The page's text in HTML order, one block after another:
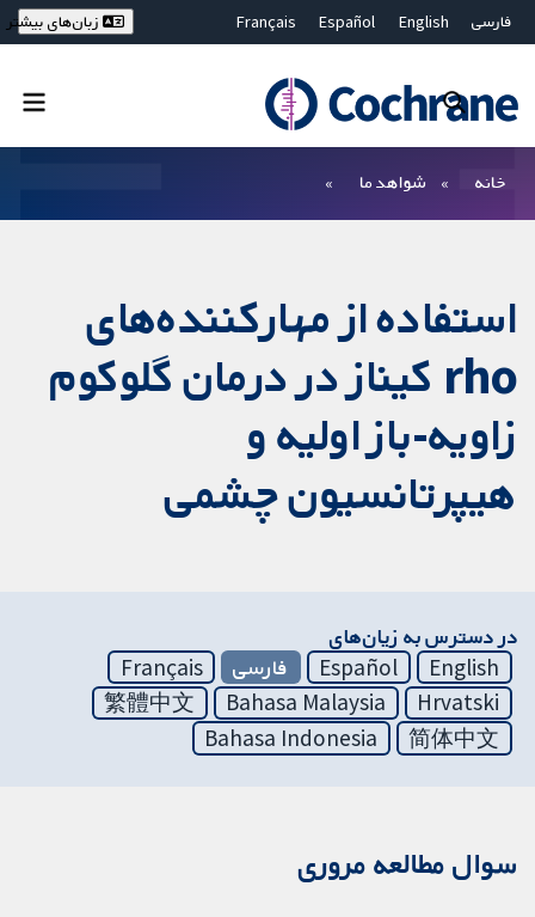
فارسی English
Español
Français
Bahasa Malaysia
ไทย
繁體中文
زبان‌های بیشتر
خانه شواهد ما
استفاده از مهارکننده‌های
rho کیناز در درمان گلوکوم
زاویه-باز اولیه و
هیپرتانسیون چشمی
در دسترس به زیان‌های
English
Español فارسی
Français
Hrvatski
Bahasa Malaysia
繁體中文
简体中文
Bahasa Indonesia
سوال مطالعه مروری